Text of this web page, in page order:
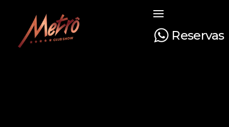
Reservas